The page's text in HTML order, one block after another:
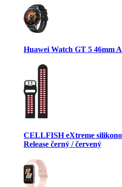
Huawei Watch GT 5 46mm
CELLFISH eXtreme
Release černý / červený